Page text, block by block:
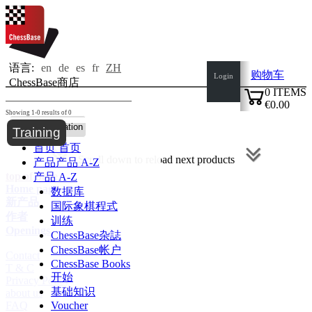
语言: en de es fr
ZH
ChessBase商店
Toggle navigation
首页首页
产品产品 A-Z
产品 A-Z
数据库
国际象棋程式
训练
ChessBase杂誌
ChessBase帐户
ChessBase Books
开始
基础知识
Voucher
Login
购物车
0 ITEMS
€0.00
Showing 1-0 results of 0
Training
Scroll down to reload next products
top of page
Home page
Privacy Policy
about us